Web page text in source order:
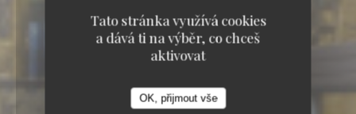
Tato stránka využívá cookies
a dává ti na výběr, co chceš
aktivovat
OK, přijmout vše